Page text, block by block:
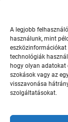
A legjobb
használunk, mint
eszközinformációkat
technológiák
hogy olyan adatokat
szokások vagy az
visszavonása
szolgáltatásokat.